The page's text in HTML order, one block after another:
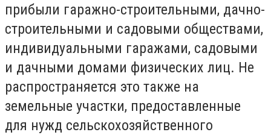
прибыли гаражно-строительными, дачно-
строительными и садовыми обществами,
индивидуальными гаражами, садовыми
и дачными домами физических лиц. Не
распространяется это также на
земельные участки, предоставленные
для нужд сельскохозяйственного